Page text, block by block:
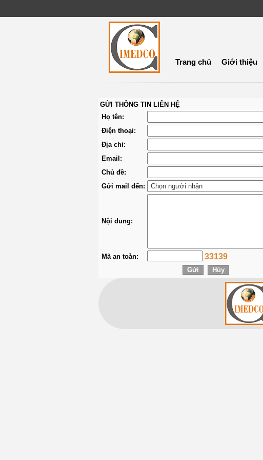
Trang chủ Giới thiệu
GỬI THÔNG TIN LIÊN HỆ
Họ tên:
Điện thoại:
Địa chỉ:
Email:
Chủ đề:
Gửi mail đến:
Nội dung:
Mã an toàn: 33139